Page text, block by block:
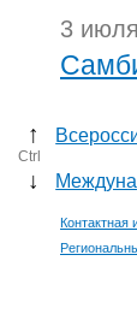
3
↑
Ctrl
↓
Контактная